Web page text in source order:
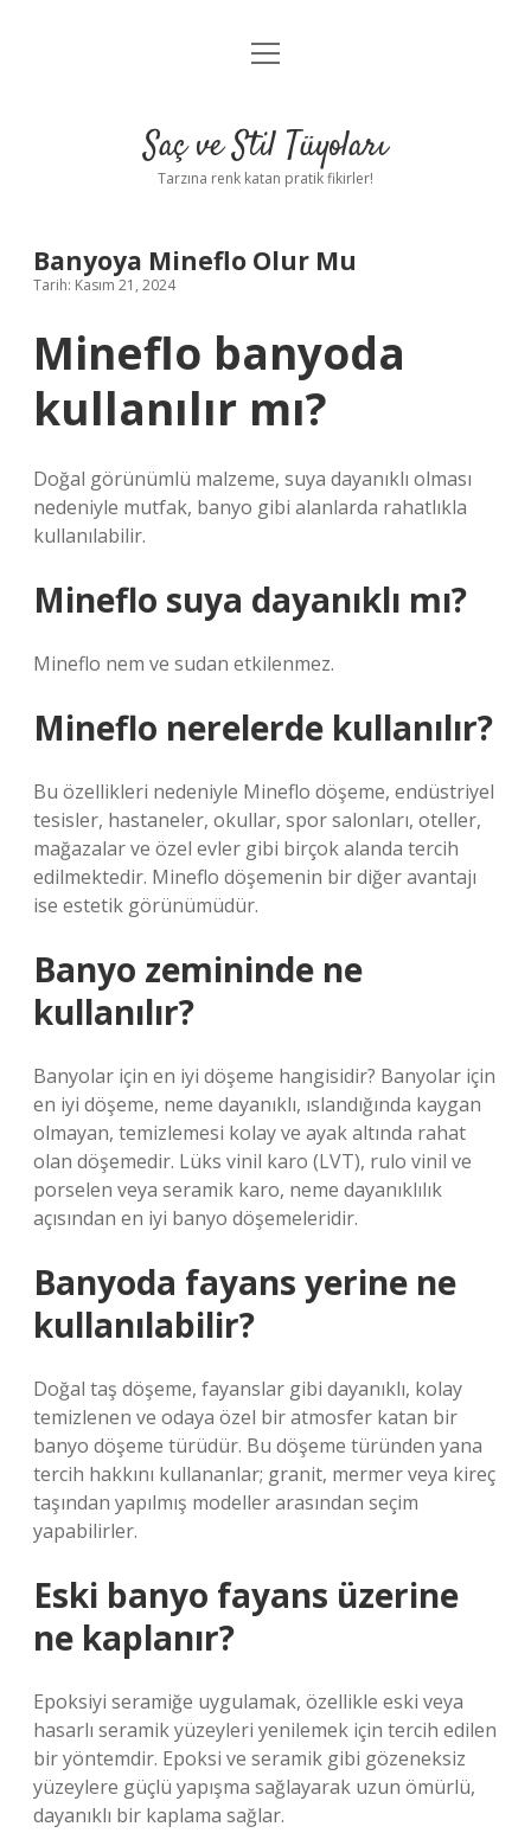
Anasayfa
Yasal Uyarı
menüyü
Saç ve Stil Tüyoları
Tarzına renk katan pratik fikirler!
Banyoya Mineflo Olur Mu
Tarih: Kasım 21, 2024
Mineflo banyoda
kullanılır mı?
Doğal görünümlü malzeme, suya dayanıklı olması
nedeniyle mutfak, banyo gibi alanlarda rahatlıkla
kullanılabilir.
Mineflo suya dayanıklı mı?
Mineflo nem ve sudan etkilenmez.
Mineflo nerelerde kullanılır?
Bu özellikleri nedeniyle Mineflo döşeme, endüstriyel
tesisler, hastaneler, okullar, spor salonları, oteller,
mağazalar ve özel evler gibi birçok alanda tercih
edilmektedir. Mineflo döşemenin bir diğer avantajı
ise estetik görünümüdür.
Banyo zemininde ne
kullanılır?
Banyolar için en iyi döşeme hangisidir? Banyolar için
en iyi döşeme, neme dayanıklı, ıslandığında kaygan
olmayan, temizlemesi kolay ve ayak altında rahat
olan döşemedir. Lüks vinil karo (LVT), rulo vinil ve
porselen veya seramik karo, neme dayanıklılık
açısından en iyi banyo döşemeleridir.
Banyoda fayans yerine ne
kullanılabilir?
Doğal taş döşeme, fayanslar gibi dayanıklı, kolay
temizlenen ve odaya özel bir atmosfer katan bir
banyo döşeme türüdür. Bu döşeme türünden yana
tercih hakkını kullananlar; granit, mermer veya kireç
taşından yapılmış modeller arasından seçim
yapabilirler.
Eski banyo fayans üzerine
ne kaplanır?
Epoksiyi seramiğe uygulamak, özellikle eski veya
hasarlı seramik yüzeyleri yenilemek için tercih edilen
bir yöntemdir. Epoksi ve seramik gibi gözeneksiz
yüzeylere güçlü yapışma sağlayarak uzun ömürlü,
dayanıklı bir kaplama sağlar.